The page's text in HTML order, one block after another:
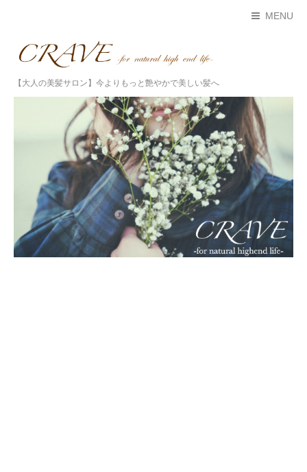
MENU
【大人の美髪サロン】今よりもっと艶やかで美しい髪へ